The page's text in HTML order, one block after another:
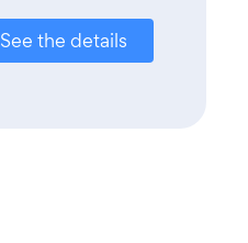
See the details